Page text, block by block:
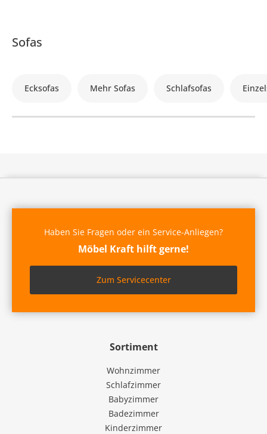
Sofas
Ecksofas Mehr Sofas Schlafsofas
Sortiment
Wohnzimmer
Schlafzimmer
Babyzimmer
Badezimmer
Kinderzimmer
Haben Sie Fragen oder ein Service-Anliegen?
Möbel Kraft hilft gerne!
Zum Servicecenter